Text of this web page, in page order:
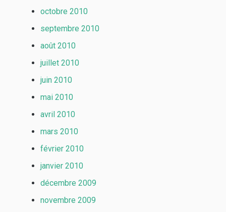
octobre 2010
septembre 2010
août 2010
juillet 2010
juin 2010
mai 2010
avril 2010
mars 2010
février 2010
janvier 2010
décembre 2009
novembre 2009